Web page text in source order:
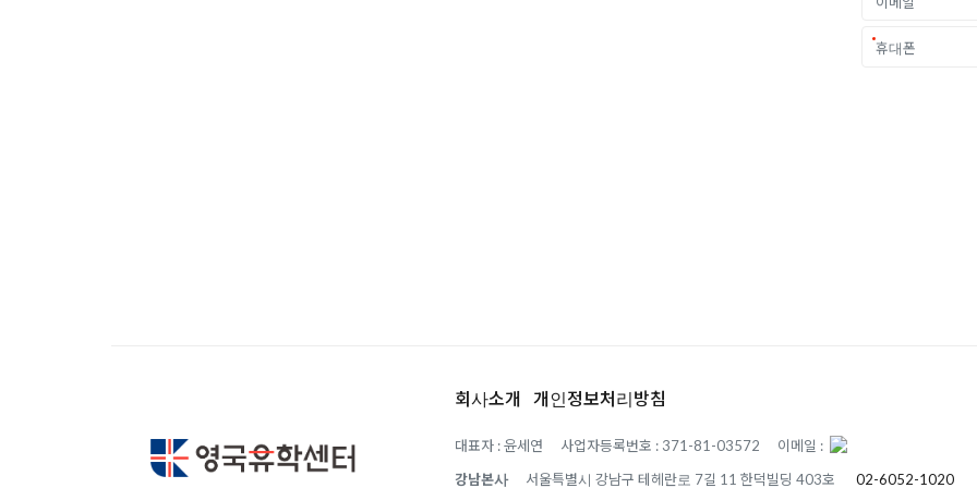
회사소개 개인정보처리방침
대표자 : 윤세연 사업자등록번호 : 371-81-03572
이메일 :
강남본사
서울특별시 강남구 테헤란로 7길 11 한덕빌딩 403호 02-6052-1020